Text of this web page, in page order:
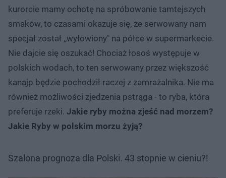
kurorcie mamy ochotę na spróbowanie tamtejszych
smaków, to czasami okazuje się, że serwowany nam
specjał został ,,wyłowiony" na półce w supermarkecie.
Nie dajcie się oszukać! Chociaż łosoś występuje w
polskich wodach, to ten serwowany przez większość
kanajp będzie pochodził raczej z zamrażalnika. Nie ma
również możliwości zjedzenia pstrąga - to ryba, która
preferuje rzeki. Jakie ryby można zjeść nad morzem?
Jakie Ryby w polskim morzu żyją?
Szalona prognoza dla Polski. 43 stopnie w cieniu?!